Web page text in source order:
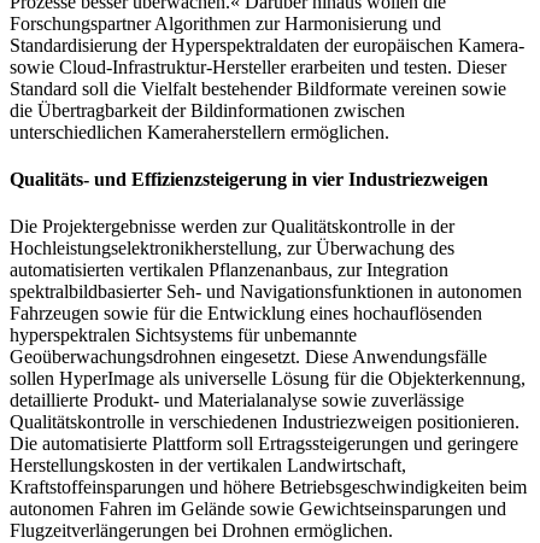
Forschungspartner Algorithmen zur Harmonisierung und
Standardisierung der Hyperspektraldaten der europäischen Kamera-
sowie Cloud-Infrastruktur-Hersteller erarbeiten und testen. Dieser
Standard soll die Vielfalt bestehender Bildformate vereinen sowie
die Übertragbarkeit der Bildinformationen zwischen
unterschiedlichen Kameraherstellern ermöglichen.
Qualitäts- und Effizienzsteigerung in vier Industriezweigen
Die Projektergebnisse werden zur Qualitätskontrolle in der
Hochleistungselektronikherstellung, zur Überwachung des
automatisierten vertikalen Pflanzenanbaus, zur Integration
spektralbildbasierter Seh- und Navigationsfunktionen in autonomen
Fahrzeugen sowie für die Entwicklung eines hochauflösenden
hyperspektralen Sichtsystems für unbemannte
Geoüberwachungsdrohnen eingesetzt. Diese Anwendungsfälle
sollen HyperImage als universelle Lösung für die Objekterkennung,
detaillierte Produkt- und Materialanalyse sowie zuverlässige
Qualitätskontrolle in verschiedenen Industriezweigen positionieren.
Die automatisierte Plattform soll Ertragssteigerungen und geringere
Herstellungskosten in der vertikalen Landwirtschaft,
Kraftstoffeinsparungen und höhere Betriebsgeschwindigkeiten beim
autonomen Fahren im Gelände sowie Gewichtseinsparungen und
Flugzeitverlängerungen bei Drohnen ermöglichen.